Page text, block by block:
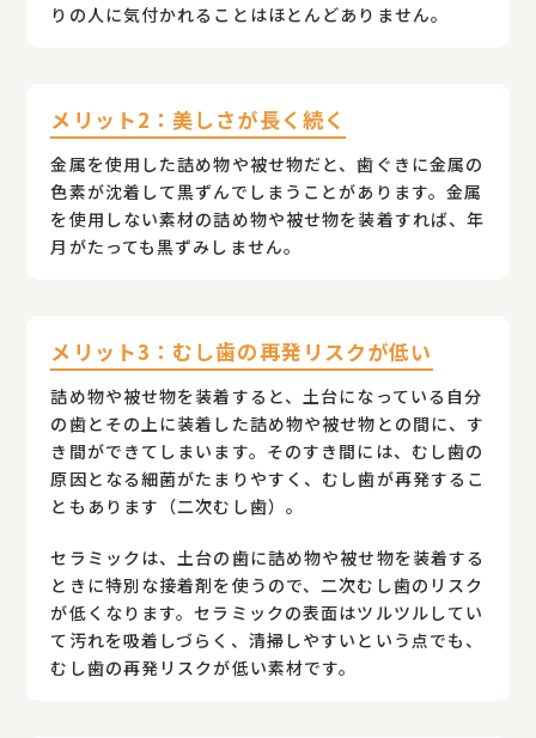
りの人に気付かれることはほとんどありません。
メリット2：美しさが長く続く
金属を使用した詰め物や被せ物だと、歯ぐきに金属の
色素が沈着して黒ずんでしまうことがあります。金属
を使用しない素材の詰め物や被せ物を装着すれば、年
月がたっても黒ずみしません。
メリット3：むし歯の再発リスクが低い
詰め物や被せ物を装着すると、土台になっている自分
の歯とその上に装着した詰め物や被せ物との間に、す
き間ができてしまいます。そのすき間には、むし歯の
原因となる細菌がたまりやすく、むし歯が再発するこ
ともあります（二次むし歯）。
セラミックは、土台の歯に詰め物や被せ物を装着する
ときに特別な接着剤を使うので、二次むし歯のリスク
が低くなります。セラミックの表面はツルツルしてい
て汚れを吸着しづらく、清掃しやすいという点でも、
むし歯の再発リスクが低い素材です。